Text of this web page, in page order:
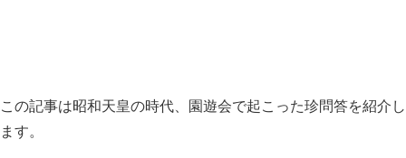
この記事は昭和天皇の時代、園遊会で起こった珍問答を紹介し
ます。